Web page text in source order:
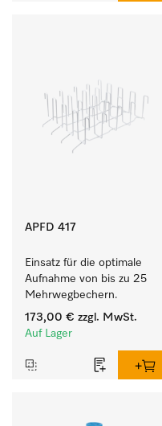
APFD 417
Einsatz für die optimale
Aufnahme von bis zu 25
Mehrwegbechern.
173,00 € zzgl. MwSt.
Auf Lager